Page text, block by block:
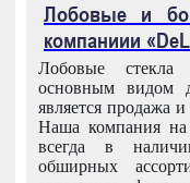
Лобовые и
компаниии
Лобовые
основным видом
является продажа и
Наша компания на
всегда в
обширных